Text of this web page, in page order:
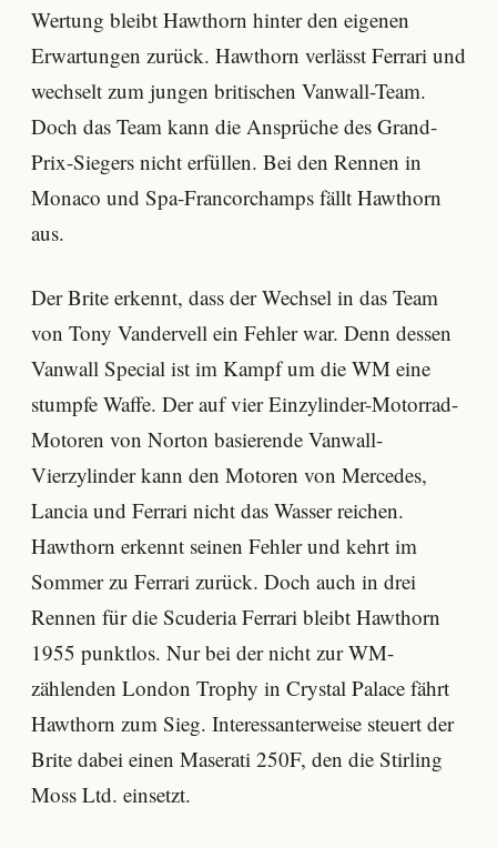
Wertung bleibt Hawthorn hinter den eigenen
Erwartungen zurück. Hawthorn verlässt Ferrari und
wechselt zum jungen britischen Vanwall-Team.
Doch das Team kann die Ansprüche des Grand-
Prix-Siegers nicht erfüllen. Bei den Rennen in
Monaco und Spa-Francorchamps fällt Hawthorn
aus.
Der Brite erkennt, dass der Wechsel in das Team
von Tony Vandervell ein Fehler war. Denn dessen
Vanwall Special ist im Kampf um die WM eine
stumpfe Waffe. Der auf vier Einzylinder-Motorrad-
Motoren von Norton basierende Vanwall-
Vierzylinder kann den Motoren von Mercedes,
Lancia und Ferrari nicht das Wasser reichen.
Hawthorn erkennt seinen Fehler und kehrt im
Sommer zu Ferrari zurück. Doch auch in drei
Rennen für die Scuderia Ferrari bleibt Hawthorn
1955 punktlos. Nur bei der nicht zur WM-
zählenden London Trophy in Crystal Palace fährt
Hawthorn zum Sieg. Interessanterweise steuert der
Brite dabei einen Maserati 250F, den die Stirling
Moss Ltd. einsetzt.